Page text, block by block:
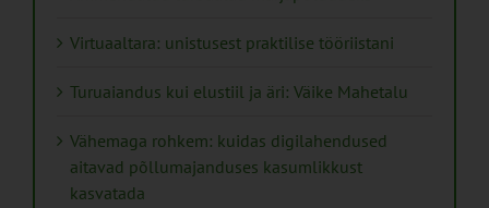
Virtuaaltara: unistusest praktilise tööriistani
Turuaiandus kui elustiil ja äri: Väike Mahetalu
Vähemaga rohkem: kuidas digilahendused
aitavad põllumajanduses kasumlikkust
kasvatada